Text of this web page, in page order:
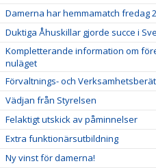
Damerna har hemmamatch fredag
Duktiga Åhuskillar gjorde succe i
Kompletterande information om
nuläget
Förvaltnings- och
Vädjan från Styrelsen
Felaktigt utskick av påminnelser
Extra funktionärsutbildning
Ny vinst för damerna!